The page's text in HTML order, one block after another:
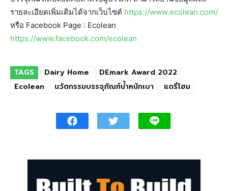
รายละเอียดเพิ่มเติมได้จากเว็บไซต์ https://www.ecolean.com/
หรือ Facebook Page : Ecolean
https://www.facebook.com/ecolean
TAGS Dairy Home
DEmark Award 2022
Ecolean
นวัตกรรมบรรจุภัณฑ์น้ำหนักเบา แดรี่โฮม